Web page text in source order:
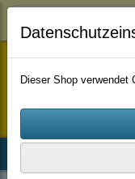
Dieser Shop